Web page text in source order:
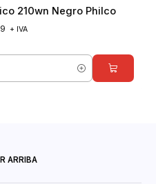
210wn Negro Philco
+ IVA
ARRIBA